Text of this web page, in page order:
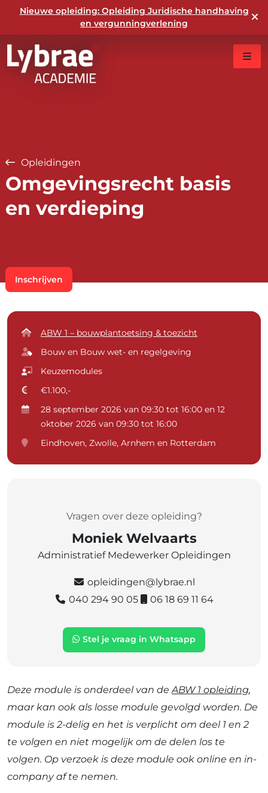
Nieuwe opleiding: Opleiding Juridische handhaving
en vergunningverlening
Opleidingen
Omgevingsrecht basis
en verdieping
Inschrijven
Deze module is onderdeel van de ABW 1 opleiding,
maar kan ook als losse module gevolgd worden. De
module is 2-delig en het is verplicht om deel 1 en 2
te volgen en niet mogelijk om de delen los te
volgen. Op verzoek is deze module ook online en in-
company af te nemen.
ABW 1 – bouwplantoetsing & toezicht
Bouw en Bouw wet- en regelgeving
Keuzemodules
€1.100,-
28 september 2026 van 09:30 tot 16:00 en 12
oktober 2026 van 09:30 tot 16:00
Eindhoven, Zwolle, Arnhem en Rotterdam
Vragen over deze opleiding?
Moniek Welvaarts
Administratief Medewerker Opleidingen
opleidingen@lybrae.nl
040 294 90 05
06 18 69 11 64
Stel je vraag in Whatsapp